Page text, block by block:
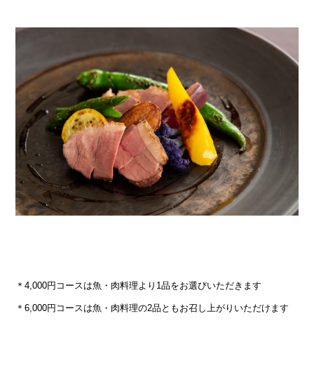
＊4,000円コースは魚・肉料理より1品をお選びいただきます
＊6,000円コースは魚・肉料理の2品ともお召し上がりいただけます